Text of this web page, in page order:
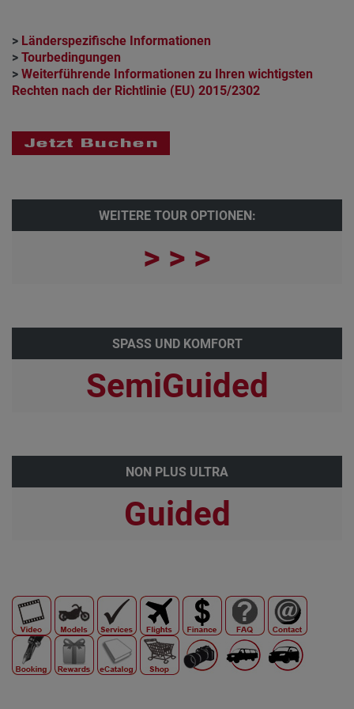
> Länderspezifische Informationen
> Tourbedingungen
> Weiterführende Informationen zu Ihren wichtigsten
Rechten nach der Richtlinie (EU) 2015/2302
WEITERE TOUR OPTIONEN:
> > >
SPASS UND KOMFORT
SemiGuided
NON PLUS ULTRA
Guided